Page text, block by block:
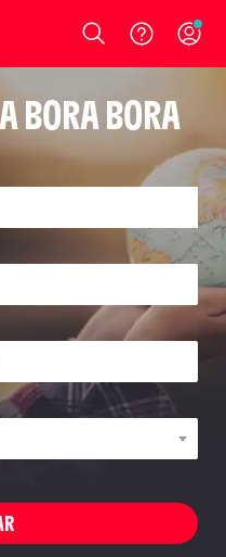
Login
BORA BORA